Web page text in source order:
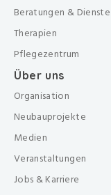
Beratungen & Dienste
Therapien
Pflegezentrum
Über uns
Organisation
Neubauprojekte
Medien
Veranstaltungen
Jobs & Karriere